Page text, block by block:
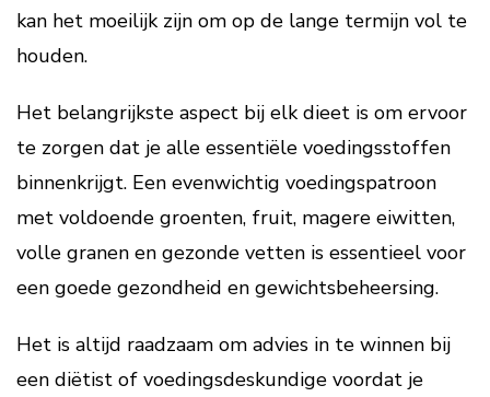
kan het moeilijk zijn om op de lange termijn vol te
houden.
Het belangrijkste aspect bij elk dieet is om ervoor
te zorgen dat je alle essentiële voedingsstoffen
binnenkrijgt. Een evenwichtig voedingspatroon
met voldoende groenten, fruit, magere eiwitten,
volle granen en gezonde vetten is essentieel voor
een goede gezondheid en gewichtsbeheersing.
Het is altijd raadzaam om advies in te winnen bij
een diëtist of voedingsdeskundige voordat je